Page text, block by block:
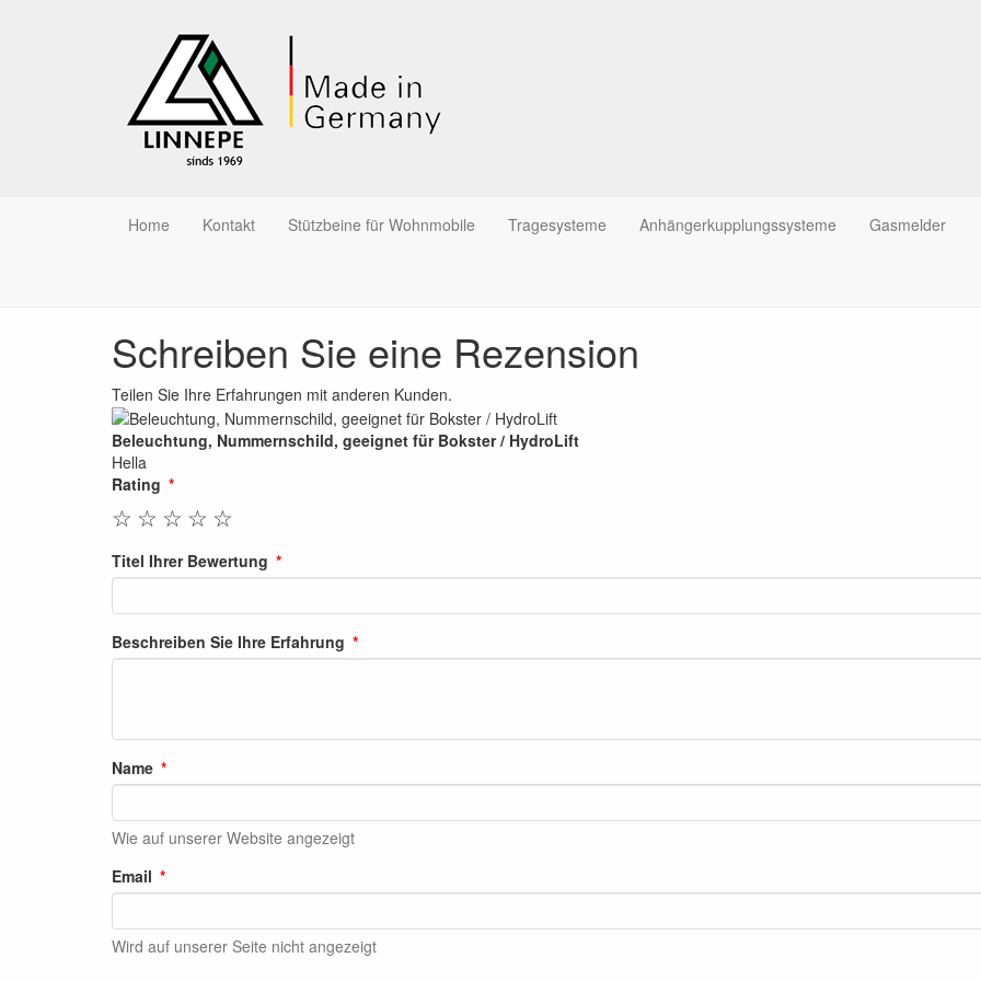
Home Kontakt Stützbeine für Wohnmobile Tragesysteme Anhängerkupplungssysteme Gasmelder
Schreiben Sie eine Rezension
Teilen Sie Ihre Erfahrungen mit anderen Kunden.
Beleuchtung, Nummernschild, geeignet für Bokster / HydroLift
Hella
Rating
☆
☆
☆
☆
☆
Titel Ihrer Bewertung
Beschreiben Sie Ihre Erfahrung
Name
Wie auf unserer Website angezeigt
Email
Wird auf unserer Seite nicht angezeigt